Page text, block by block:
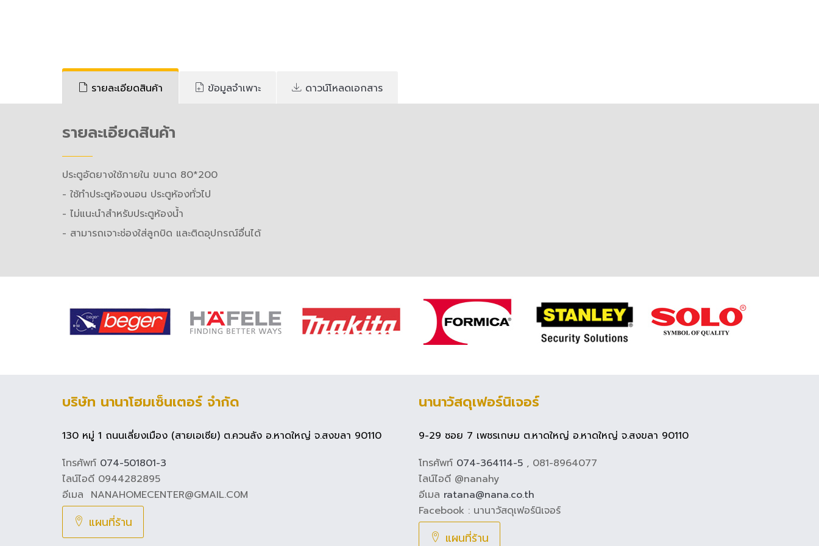
รายละเอียดสินค้า ข้อมูลจำเพาะ ดาวน์โหลดเอกสาร
รายละเอียดสินค้า
ประตู​อัด​ยาง​ใช้ภายใน​ ขนาด​ 80*200
- ใช้ทำประตูห้องนอน ประตูห้องทั่วไป
- ไม่แนะนำสำหรับประตูห้องน้ำ
- สามารถเจาะช่องใส่ลูกบิด และติดอุปกรณ์อื่นได้
บริษัท นานาโฮมเซ็นเตอร์ จำกัด
130 หมู่ 1 ถนนเลี่ยงเมือง (สายเอเซีย) ต.ควนลัง อ.หาดใหญ่ จ.สงขลา 90110
โทรศัพท์ 074-501801-3
ไลน์ไอดี 0944282895
อีเมล NANAHOMECENTER@GMAIL.C0M
แผนที่ร้าน
นานาวัสดุเฟอร์นิเจอร์
9-29 ซอย 7 เพชรเกษม ต.หาดใหญ่ อ.หาดใหญ่ จ.สงขลา 90110
โทรศัพท์ 074-364114-5 , 081-8964077
ไลน์ไอดี @nanahy
อีเมล ratana@nana.co.th
Facebook : นานาวัสดุเฟอร์นิเจอร์
แผนที่ร้าน